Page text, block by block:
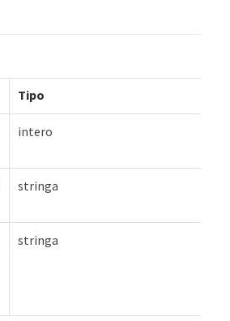
Tipo
intero
stringa
stringa